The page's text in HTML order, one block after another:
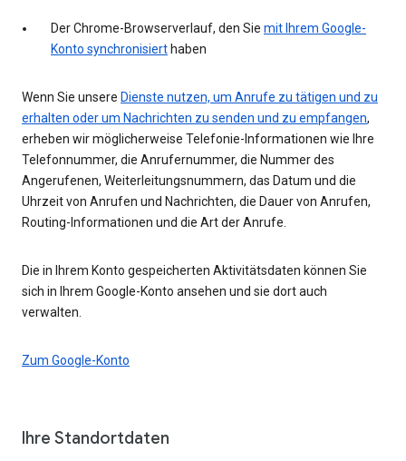
Der Chrome-Browserverlauf, den Sie mit Ihrem Google-
Konto synchronisiert haben
Wenn Sie unsere Dienste nutzen, um Anrufe zu tätigen und zu
erhalten oder um Nachrichten zu senden und zu empfangen,
erheben wir möglicherweise Telefonie-Informationen wie Ihre
Telefonnummer, die Anrufernummer, die Nummer des
Angerufenen, Weiterleitungsnummern, das Datum und die
Uhrzeit von Anrufen und Nachrichten, die Dauer von Anrufen,
Routing-Informationen und die Art der Anrufe.
Die in Ihrem Konto gespeicherten Aktivitätsdaten können Sie
sich in Ihrem Google-Konto ansehen und sie dort auch
verwalten.
Zum Google-Konto
Ihre Standortdaten